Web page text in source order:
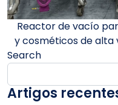
Post
Reactor de vacío
y cosméticos de alta
Search
Artigos